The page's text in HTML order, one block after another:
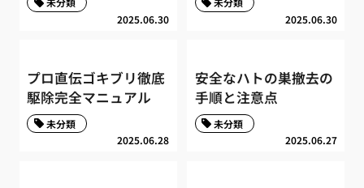
2025.06.30 2025.06.30
プロ直伝ゴキブリ徹底
駆除完全マニュアル
2025.06.28
未分類
安全なハトの巣撤去の
手順と注意点
2025.06.27
未分類